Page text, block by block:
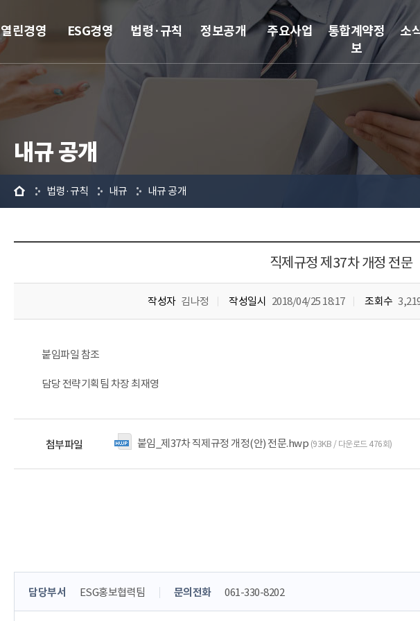
열린경영 ESG경영 법령·규칙 정보공개 주요사업
통합계약정
보
소
내규 공개
홈 법령·규칙 내규 내규 공개
직제규정 제37차 개정 전문
작성자 김나정 작성일시 2018/04/25 18:17 조회수
붙임파일 참조
담당 전략기획팀 차장 최재영
첨부파일 붙임_제37차 직제규정 개정(안) 전문.hwp (93KB / 다운로드 476회)
콘
담당부서 ESG홍보협력팀 문의전화 061-330-8202